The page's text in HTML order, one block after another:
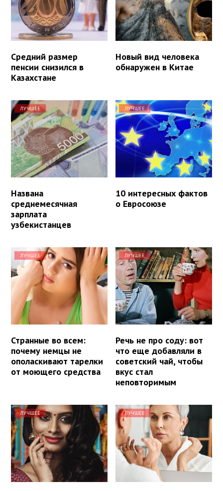
Средний размер
пенсии снизился в
Казахстане
Новый вид человека
обнаружен в Китае
ЛУЧШЕЕ
Названа
среднемесячная
зарплата
узбекистанцев
ЛУЧШЕЕ
10 интересных фактов
о Евросоюзе
ЛУЧШЕЕ
Странные во всем:
почему немцы не
ополаскивают тарелки
от моющего средства
ЛУЧШЕЕ
Речь не про соду: вот
что еще добавляли в
советский чай, чтобы
вкус стал
неповторимым
ЛУЧШЕЕ ЛУЧШЕЕ